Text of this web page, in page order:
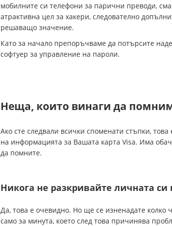
мобилните си телефони за парични преводи,
атрактивна цел за хакери, следователно
решаващо значение.
Като за начало препоръчваме да потърсите
софтуер за управление на пароли.
Неща, които винаги да
Ако сте следвали всички споменати стъпки, това
на информацията за Вашата карта Visa. Има
да помните.
Никога не разкривайте личната
Да, това е очевидно. Но ще се изненадате колко
само за минута, което след това причинява